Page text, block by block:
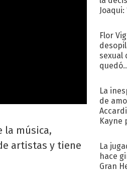
la música,
artistas y tiene
Joaqui:
Flor
sexual
La
de
Kayne
La
hace
Gran